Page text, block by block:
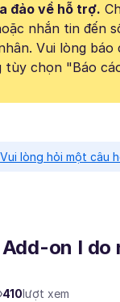
đảo về hỗ trợ.
nhắn tin đến
Vui lòng báo
tùy chọn "Báo
Vui lòng hỏi một câu
on I
410 lượt xem